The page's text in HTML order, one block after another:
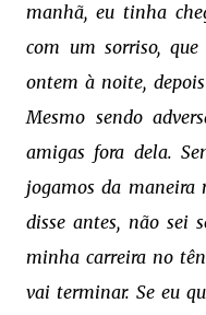
manhã, eu tinha
com um sorriso,
ontem à noite,
Mesmo sendo
amigas fora dela.
jogamos da maneira
disse antes, não sei
minha carreira no
vai terminar. Se eu